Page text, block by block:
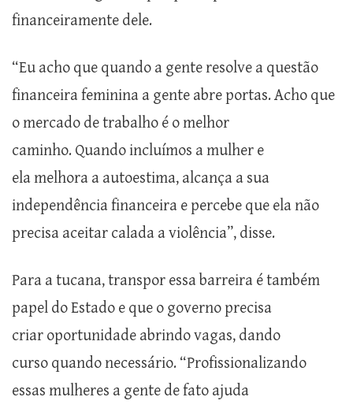
financeiramente dele.
“Eu acho que quando a gente resolve a questão
financeira feminina a gente abre portas. Acho que
o mercado de trabalho é o melhor
caminho. Quando incluímos a mulher e
ela melhora a autoestima, alcança a sua
independência financeira e percebe que ela não
precisa aceitar calada a violência”, disse.
Para a tucana, transpor essa barreira é também
papel do Estado e que o governo precisa
criar oportunidade abrindo vagas, dando
curso quando necessário. “Profissionalizando
essas mulheres a gente de fato ajuda